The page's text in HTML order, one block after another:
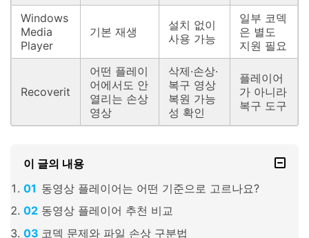
Windows
Media
Player
기본 재생
설치 없이
사용 가능
일부 코덱
은 별도
지원 필요
Recoverit
어떤 플레이
어에서도 안
열리는 손상
영상
삭제·손상·
복구 영상
복원 가능
성 확인
플레이어
가 아니라
복구 도구
이 글의 내용
동영상 플레이어는 어떤 기준으로 고르나요?
동영상 플레이어 추천 비교
코덱 문제와 파일 손상 구분법